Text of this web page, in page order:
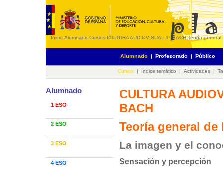
Inicio-Alumnado-Cursos-CULTURA AUDIOVISUAL 1º BACH-Teoría general
Alumnado | Profesorado | Público
Cursos | Índice temático | Actividades |
Alumnado
1 ESO
2 ESO
3 ESO
4 ESO
CULTURA
BACH
Teoría general de
La imagen y el
Sensación y percepción